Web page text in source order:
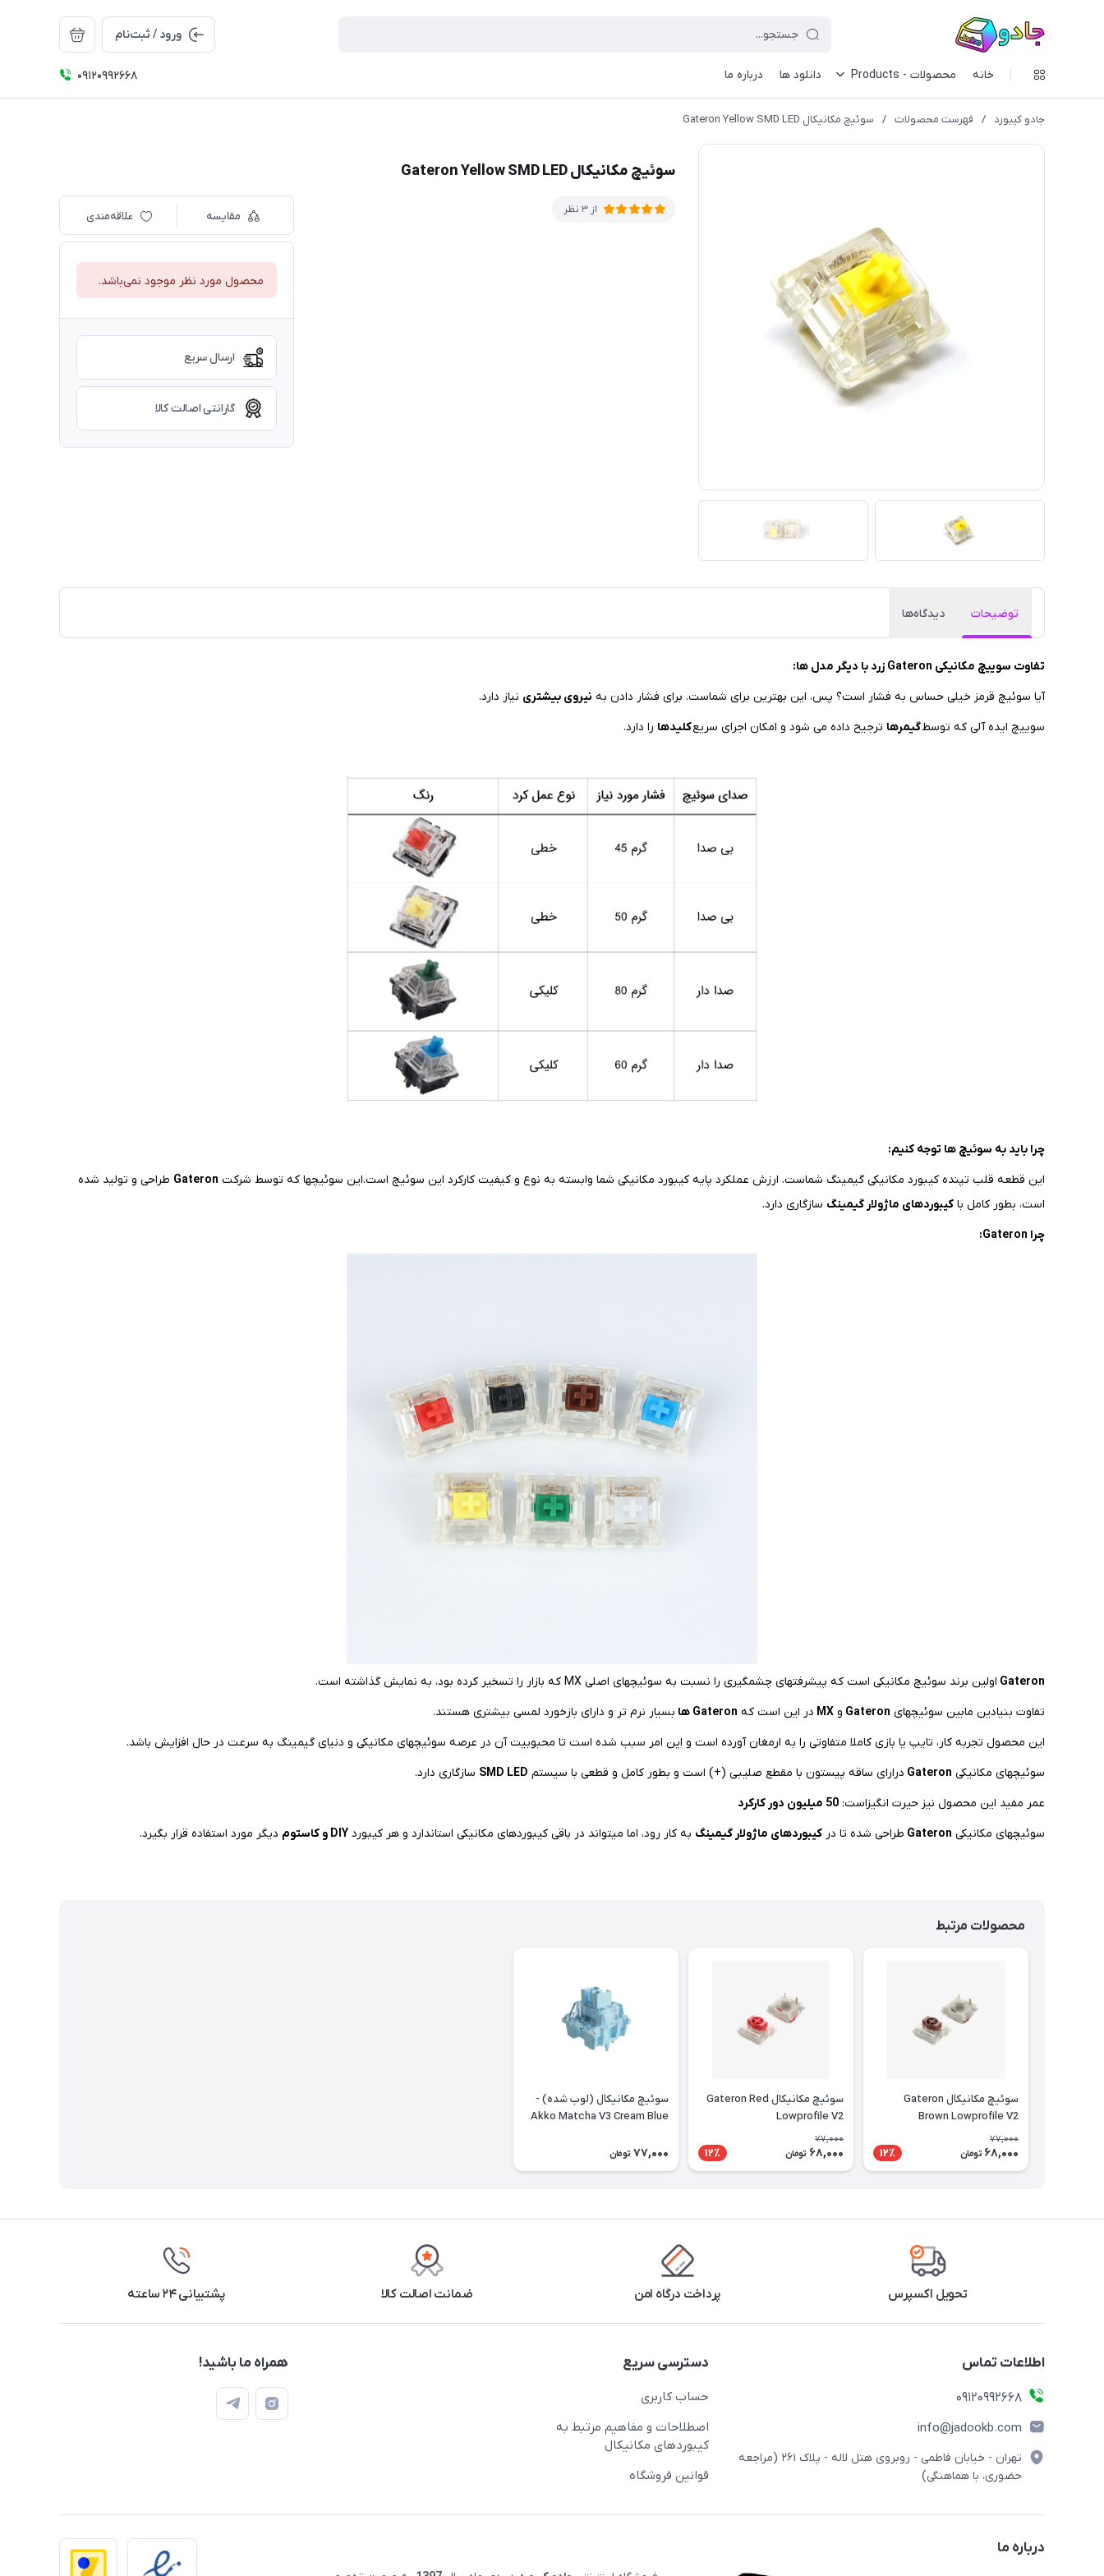
ورود / ثبت‌نام
خانه محصولات - Products دانلود ها درباره ما 09120992668
جادو کیبورد / فهرست محصولات / سوئیچ مکانیکال Gateron Yellow SMD LED
سوئیچ مکانیکال Gateron Yellow SMD LED
از 3 نظر مقایسه علاقه‌مندی
محصول مورد نظر موجود نمی‌باشد.
ارسال سریع
گارانتی اصالت کالا
توضیحات دیدگاه‌ها
تفاوت سوییچ مکانیکی Gateron زرد با دیگر مدل ها:
آیا سوئیچ قرمز خیلی حساس به فشار است؟ پس، این بهترین برای شماست. برای فشار دادن به نیروی بیشتری نیاز دارد.
سوییچ ایده آلی که توسطگیمرها ترجیح داده می شود و امکان اجرای سریعکلیدها را دارد.
چرا باید به سوئیچ ها توجه کنیم:
این قطعه قلب تپنده کیبورد مکانیکی گیمینگ شماست. ارزش عملکرد پایه کیبورد مکانیکی شما وابسته به نوع و کیفیت کارکرد این سوئیچ است.این سوئیچها که توسط شرکت Gateron طراحی و تولید شده
است، بطور کامل با کیبوردهای ماژولار گیمینگ سازگاری دارد.
چرا Gateron:
Gateron اولین برند سوئیچ مکانیکی است که پیشرفتهای چشمگیری را نسبت به سوئیچهای اصلی MX که بازار را تسخیر کرده بود، به نمایش گذاشته است.
تفاوت بنیادین مابین سوئیچهای Gateron و MX در این است که Gateron ها
بسیار نرم تر و دارای بازخورد لمسی بیشتری هستند.
این محصول تجربه کار، تایپ یا بازی کاملا متفاوتی را به ارمغان آورده است و این امر سبب شده است تا محبوبیت آن در عرصه سوئیچهای مکانیکی و دنیای گیمینگ به سرعت در حال افزایش باشد.
سوئیچهای مکانیکی Gateron درارای ساقه پیستون با مقطع صلیبی (+) است و بطور کامل و قطعی با سیستم SMD LED سازگاری دارد.
عمر مفید این محصول نیز حیرت انگیزاست: 50 میلیون دور کارکرد
سوئیچهای مکانیکی Gateron طراحی شده تا در کیبوردهای ماژولار گیمینگ به کار رود، اما میتواند در باقی کیبوردهای مکانیکی استاندارد و هر کیبورد DIY و کاستوم دیگر مورد استفاده قرار بگیرد.
محصولات مرتبط
سوئیچ مکانیکال Gateron
Brown Lowprofile V2
77,000
68,000 تومان 12٪
سوئیچ مکانیکال Gateron Red
Lowprofile V2
77,000
68,000 تومان 12٪
سوئیچ مکانیکال (لوب شده) -
Akko Matcha V3 Cream Blue
77,000 تومان
تحویل اکسپرس پرداخت درگاه امن ضمانت اصالت کالا پشتیبانی ۲۴ ساعته
اطلاعات تماس
09120992668
info@jadookb.com
تهران - خیابان فاطمی - روبروی هتل لاله - پلاک ٢۶١ (مراجعه
حضوری، با هماهنگی)
دسترسی سریع
حساب کاربری
اصطلاحات و مفاهیم مرتبط به
کیبوردهای مکانیکال
قوانین فروشگاه
همراه ما باشید!
درباره ما